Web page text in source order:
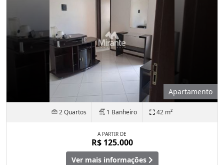
Apartamento
2 Quartos 1 Banheiro 42 m²
A PARTIR DE
R$ 125.000
Ver mais informações